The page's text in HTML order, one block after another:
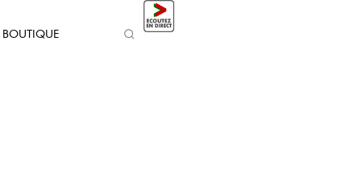
BOUTIQUE